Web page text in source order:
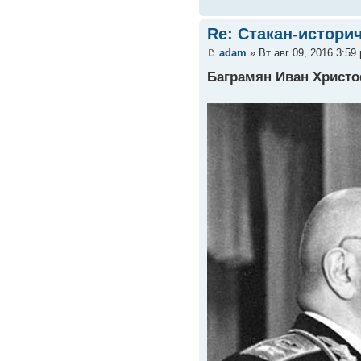
Re: Стакан-
adam » Вт авг 09, 2016 3:59
Баграмян Иван